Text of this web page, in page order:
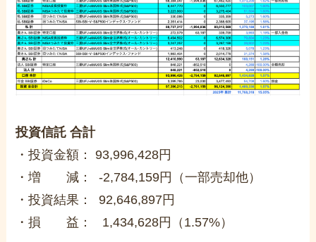
投資信託 合計
・投資金額： 93,996,428円
・増 減： -2,784,159円（一部売却他）
・投資結果： 92,646,897円
・損 益： 1,434,628円（1.57%）